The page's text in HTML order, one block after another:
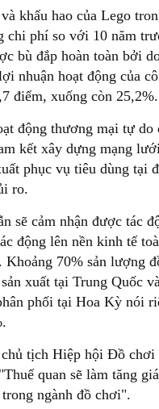
khấu hao của Lego
chi phí so với 10 năm
bù đắp hoàn toàn bởi
nhuận hoạt động của
điểm, xuống còn 25,2%.
động thương mại tự do
kết xây dựng mạng
phục vụ tiêu dùng tại
ro.
sẽ cảm nhận được tác
động lên nền kinh tế
70% sản lượng
xuất tại Trung Quốc
phối tại Hoa Kỳ nói
tịch Hiệp hội Đồ chơi
quan sẽ làm tăng
ngành đồ chơi".